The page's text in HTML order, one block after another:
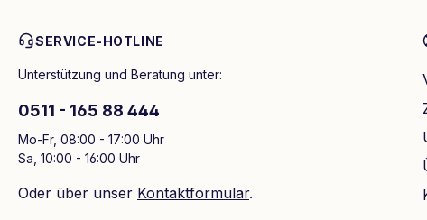
SERVICE-HOTLINE
Unterstützung und Beratung unter:
0511 - 165 88 444
Mo-Fr, 08:00 - 17:00 Uhr
Sa, 10:00 - 16:00 Uhr
Oder über unser Kontaktformular.